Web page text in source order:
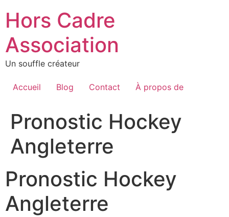
contenu
Hors Cadre
Association
Un souffle créateur
Accueil Blog Contact À propos de
Pronostic Hockey
Angleterre
Pronostic Hockey
Angleterre